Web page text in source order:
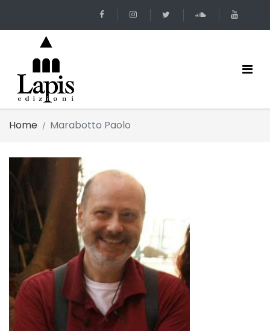
Home Marabotto Paolo